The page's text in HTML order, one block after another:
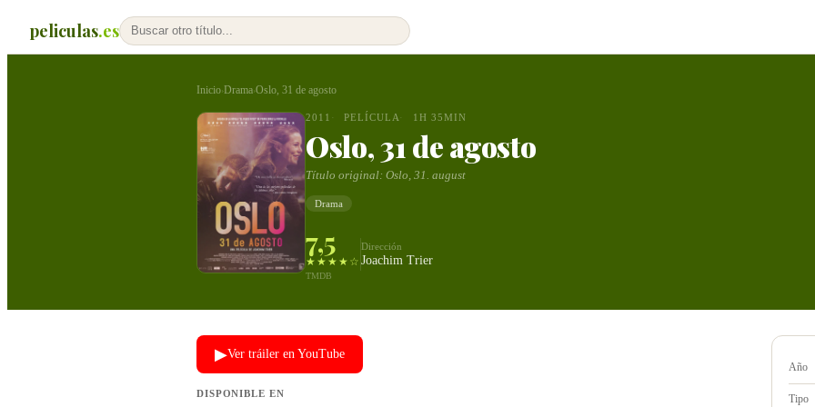
peliculas.es
Inicio›Drama›Oslo, 31 de agosto
2011 PELÍCULA 1H 35MIN
Oslo, 31 de agosto
Título original: Oslo, 31. august
Drama
7,5
★★★★☆
TMDB
Dirección
Joachim Trier
▶Ver tráiler en YouTube
DISPONIBLE EN
Año
Tipo